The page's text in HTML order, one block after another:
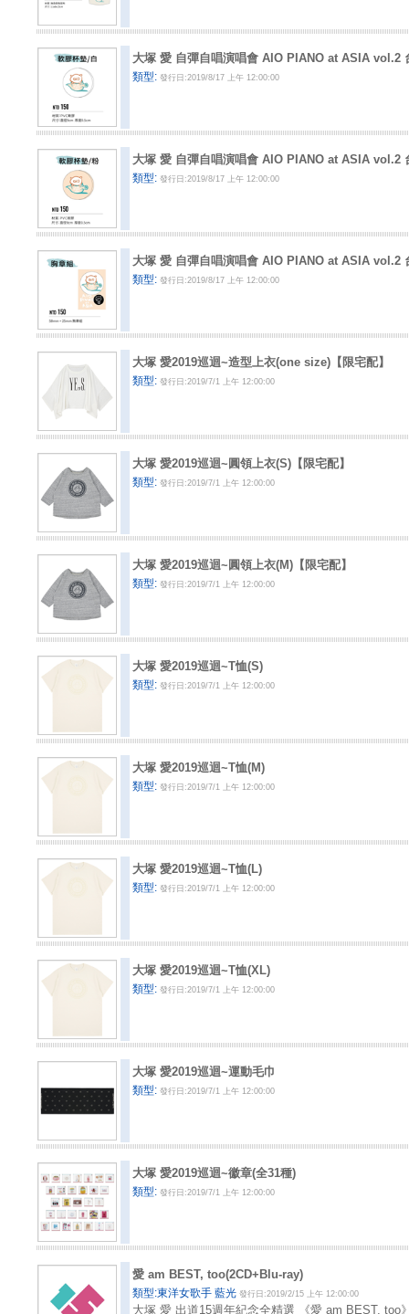
大塚 愛 自彈自唱演唱會 AIO PIANO at ASIA vol.2
類型:發行日:2019/8/17 上午 12:00:00
大塚 愛 自彈自唱演唱會 AIO PIANO at ASIA vol.2
類型:發行日:2019/8/17 上午 12:00:00
大塚 愛 自彈自唱演唱會 AIO PIANO at ASIA vol.2
類型:發行日:2019/8/17 上午 12:00:00
大塚 愛2019巡迴~造型上衣(one size)【限宅配】
類型:發行日:2019/7/1 上午 12:00:00
大塚 愛2019巡迴~圓領上衣(S)【限宅配】
類型:發行日:2019/7/1 上午 12:00:00
大塚 愛2019巡迴~圓領上衣(M)【限宅配】
類型:發行日:2019/7/1 上午 12:00:00
大塚 愛2019巡迴~T恤(S)
類型:發行日:2019/7/1 上午 12:00:00
大塚 愛2019巡迴~T恤(M)
類型:發行日:2019/7/1 上午 12:00:00
大塚 愛2019巡迴~T恤(L)
類型:發行日:2019/7/1 上午 12:00:00
大塚 愛2019巡迴~T恤(XL)
類型:發行日:2019/7/1 上午 12:00:00
大塚 愛2019巡迴~運動毛巾
類型:發行日:2019/7/1 上午 12:00:00
大塚 愛2019巡迴~徽章(全31種)
類型:發行日:2019/7/1 上午 12:00:00
愛 am BEST, too(2CD+Blu-ray)
類型:東洋女歌手 藍光發行日:2019/2/15 上午 12:00:00
大塚 愛 出道15週年紀念全精選 《愛 am BEST, too